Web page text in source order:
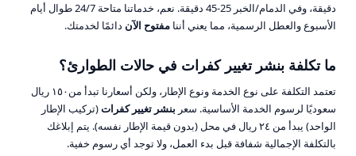
دقيقة، وفي الدمام/الخبر 25-45 دقيقة. نعم، خدماتنا متاحة 24/7 طوال أيام
الأسبوع والعطل الرسمية، مما يعني أننامفتوح الآن دائمًا لخدمتك.
ما تكلفة بنشر تغيير كفرات في حالات الطوارئ؟
تعتمد التكلفة على نوع الخدمة ونوع الإطار، ولكن أسعارنا تبدأ من١٥٠ ريال
سعوديًا لرسوم الخدمة الأساسية. سعر بنشر تغيير كفرات(تركيب الإطار
الواحد) يبدأ من ٢٤ ريال في محل (بدون قيمة الإطار نفسه). يتم إبلاغك
بالتكلفة الإجمالية شفافة قبل بدء العمل، ولا توجد أي رسوم خفية.